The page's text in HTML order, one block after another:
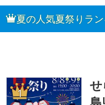
夏の人気夏祭りラ
1